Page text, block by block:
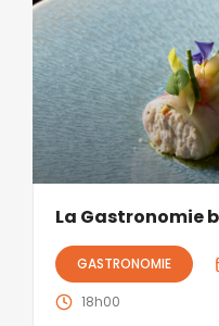
La Gastronomie
GASTRONOMIE
18h00